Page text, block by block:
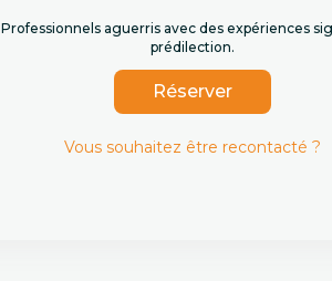
Professionnels aguerris avec des expériences
prédilection.
Réserver
Vous souhaitez être recontacté ?